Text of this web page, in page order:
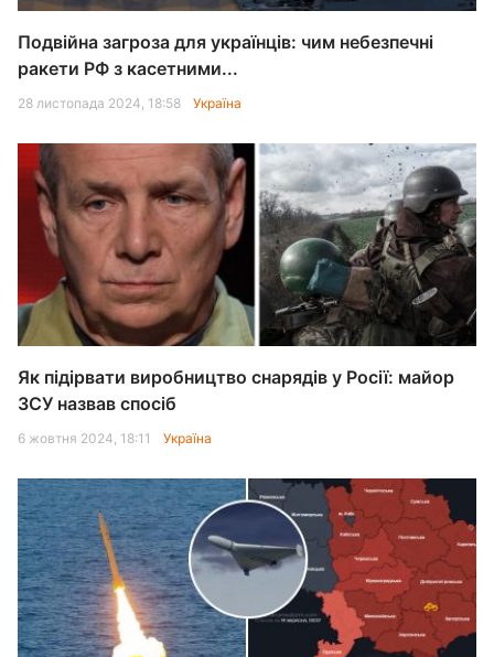
Подвійна загроза для українців: чим небезпечні
ракети РФ з касетними...
28 листопада 2024, 18:58 Україна
Як підірвати виробництво снарядів у Росії: майор
ЗСУ назвав спосіб
6 жовтня 2024, 18:11 Україна